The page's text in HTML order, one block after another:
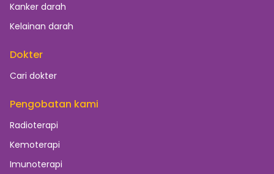
Kanker darah
Kelainan darah
Dokter
Cari dokter
Pengobatan kami
Radioterapi
Kemoterapi
Imunoterapi